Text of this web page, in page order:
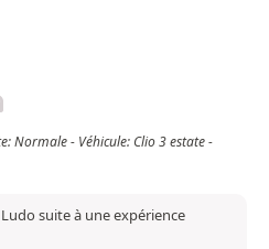
Normale - Véhicule: Clio 3 estate -
suite à une expérience